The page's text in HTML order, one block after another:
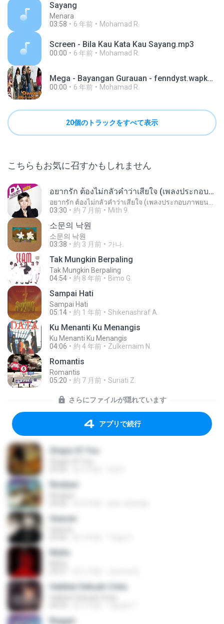
Sayang
Menara
03:58
6 年前 Mohamad R.
Screen - Bila Kau Kata Kau Sayang.mp3
00:00 6 年前 Mohamad R.
Mega - Bayangan Gurauan - fenndyst.wapka.mobi.mp3
00:00 6 年前 Mohamad R.
20個のトラックをすべて表示
こちらもお気に召すかもしれません
อยากรัก ต้องไม่กลัวคำว่าเสียใจ (เพลงประกอบภาพยนตร์ รัก 7 ปี ดี 7 หน)
03:30
約 7 月前 Mith 9.
소문의 낙원
소문의 낙원
03:38
約 3 月前 가나.
Tak Mungkin Berpaling
Tak Mungkin Berpaling
04:54
約 8 年前 Bimo G.
Sampai Hati
Sampai Hati
05:14
約 1 年前 Shikenashraf A.
Ku Menanti Ku Menangis
Ku Menanti Ku Menangis
04:06
約 4 年前 Zulkernaim N.
Romantis
Romantis
05:20
約 7 月前 Suriati Z.
さらにファイルが隠れています
アプリで続行
Shape Of You
Rindiani
Heaven
Multo
Hakikat Sebuah Cinta
Beggin